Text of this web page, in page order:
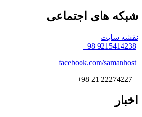
شبکه های اجتماعی
نقشه سایت
9215414238 98+
facebook.com/samanhost
اخبار